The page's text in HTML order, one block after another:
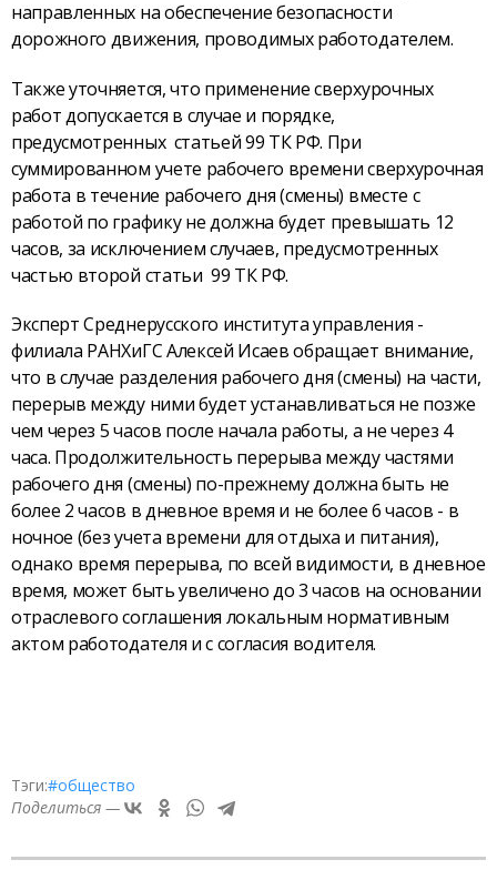
направленных на обеспечение безопасности
дорожного движения, проводимых работодателем.
Также уточняется, что применение сверхурочных
работ допускается в случае и порядке,
предусмотренных статьей 99 ТК РФ. При
суммированном учете рабочего времени сверхурочная
работа в течение рабочего дня (смены) вместе с
работой по графику не должна будет превышать 12
часов, за исключением случаев, предусмотренных
частью второй статьи 99 ТК РФ.
Эксперт Среднерусского института управления -
филиала РАНХиГС Алексей Исаев обращает внимание,
что в случае разделения рабочего дня (смены) на части,
перерыв между ними будет устанавливаться не позже
чем через 5 часов после начала работы, а не через 4
часа. Продолжительность перерыва между частями
рабочего дня (смены) по-прежнему должна быть не
более 2 часов в дневное время и не более 6 часов - в
ночное (без учета времени для отдыха и питания),
однако время перерыва, по всей видимости, в дневное
время, может быть увеличено до 3 часов на основании
отраслевого соглашения локальным нормативным
актом работодателя и с согласия водителя.
Тэги:#общество
Поделиться —